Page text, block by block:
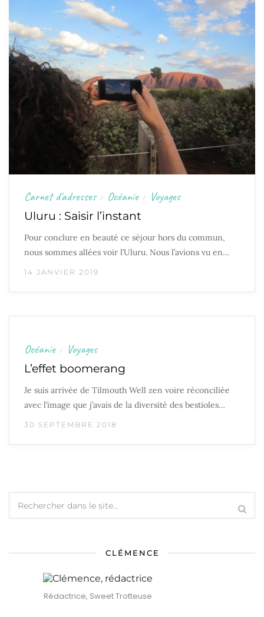
Carnet d'adresses / Océanie / Voyages
Uluru : Saisir l’instant
Pour conclure en beauté ce séjour hors du commun,
nous sommes allées voir l’Uluru. Nous l’avions vu en…
14 JANVIER 2019
Océanie / Voyages
L’effet boomerang
Je suis arrivée de Tilmouth Well zen voire réconciliée
avec l’image que j’avais de la diversité des bestioles…
30 SEPTEMBRE 2018
CLÉMENCE
Rédactrice, Sweet Trotteuse